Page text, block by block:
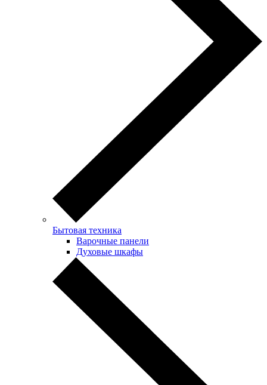
Бытовая техника
Варочные панели
Духовые шкафы